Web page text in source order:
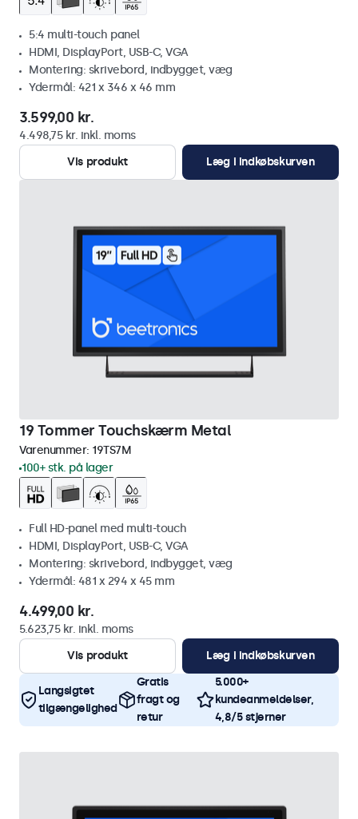
5:4 multi-touch panel
HDMI, DisplayPort, USB-C, VGA
Montering: skrivebord, indbygget, væg
Ydermål: 421 x 346 x 46 mm
3.599,00 kr.
4.498,75 kr. inkl. moms
Vis produkt
Læg i indkøbskurven
19 Tommer Touchskærm Metal
Varenummer: 19TS7M
100+ stk. på lager
Full HD-panel med multi-touch
HDMI, DisplayPort, USB-C, VGA
Montering: skrivebord, indbygget, væg
Ydermål: 481 x 294 x 45 mm
4.499,00 kr.
5.623,75 kr. inkl. moms
Vis produkt
Læg i indkøbskurven
Langsigtet
tilgængelighed
Gratis
fragt og
retur
5.000+
kundeanmeldelser,
4,8/5 stjerner